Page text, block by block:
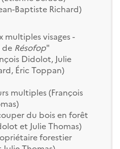
Baptiste Richard)
multiples visages -
de Résofop"
Didolot, Julie
Éric Toppan)
multiples (François
du bois en forêt
et Julie Thomas)
forestier